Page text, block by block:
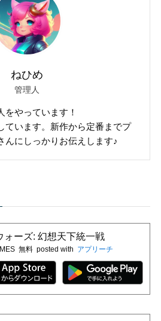
ねひめ
管理人
をやっています！
ています。新作から定番までプ
んにしっかりお伝えします♪
ォーズ: 幻想天下統一戦
無料 posted with アプリーチ